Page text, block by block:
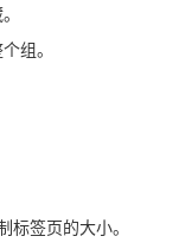
组。
标签页的大小。